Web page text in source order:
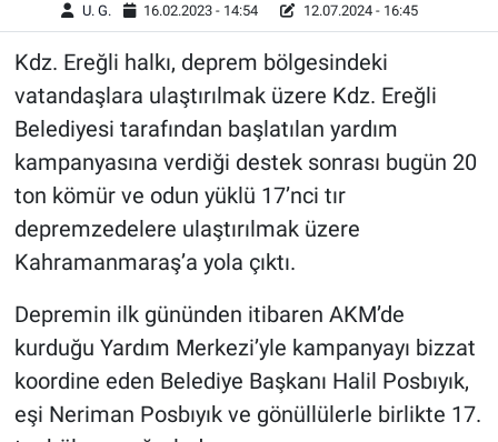
U. G. 16.02.2023 - 14:54 12.07.2024 - 16:45
Kdz. Ereğli halkı, deprem bölgesindeki
vatandaşlara ulaştırılmak üzere Kdz. Ereğli
Belediyesi tarafından başlatılan yardım
kampanyasına verdiği destek sonrası bugün 20
ton kömür ve odun yüklü 17’nci tır
depremzedelere ulaştırılmak üzere
Kahramanmaraş’a yola çıktı.
Depremin ilk gününden itibaren AKM’de
kurduğu Yardım Merkezi’yle kampanyayı bizzat
koordine eden Belediye Başkanı Halil Posbıyık,
eşi Neriman Posbıyık ve gönüllülerle birlikte 17.